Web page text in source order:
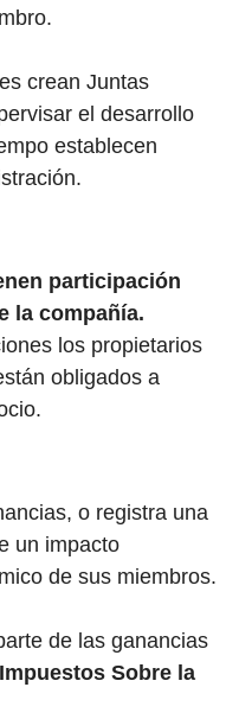
crean Juntas
el desarrollo
establecen
participación
la compañía.
los propietarios
obligados a
o registra una
un impacto
de sus miembros.
de las ganancias
Sobre la